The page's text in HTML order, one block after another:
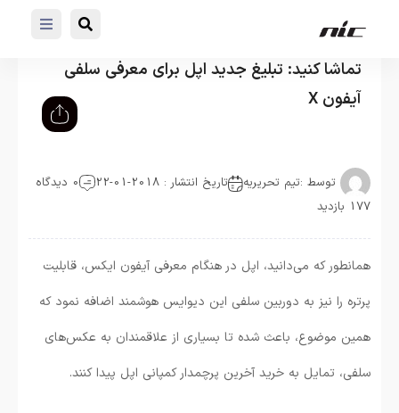
تماشا کنید: تبلیغ جدید اپل برای معرفی سلفی
آيفون X
توسط :تیم تحریریه تاریخ انتشار : 2018-01-22
0 دیدگاه
177 بازدید
همانطور که می‌دانید، اپل در هنگام معرفی آيفون ایکس، قابلیت
پرتره را نیز به دوربین سلفی این دیوایس هوشمند اضافه نمود که
همین موضوع، باعث شده تا بسیاری از علاقمندان به عکس‌های
سلفی، تمایل به خرید آخرین پرچمدار کمپانی اپل پیدا کنند.